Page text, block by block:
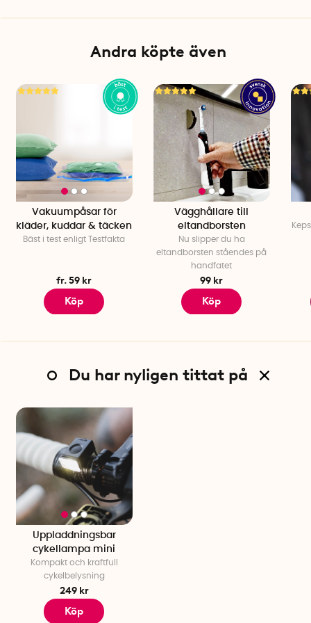
Ljusstyrka, bakljus: 18 lumen
Batteritid: Upp till 25 timmar
Laddkabel: USB-C (medföljer)
Antal per förpackning: 1
Andra köpte även
Vakuumpåsar för
kläder, kuddar & täcken
Bäst i test enligt Testfakta
fr. 59 kr
Köp
Vägghållare till
eltandborsten
Nu slipper du ha
eltandborsten ståendes på
handfatet
99 kr
Köp
Du har nyligen tittat på
Uppladdningsbar
cykellampa mini
Kompakt och kraftfull
cykelbelysning
249 kr
Köp